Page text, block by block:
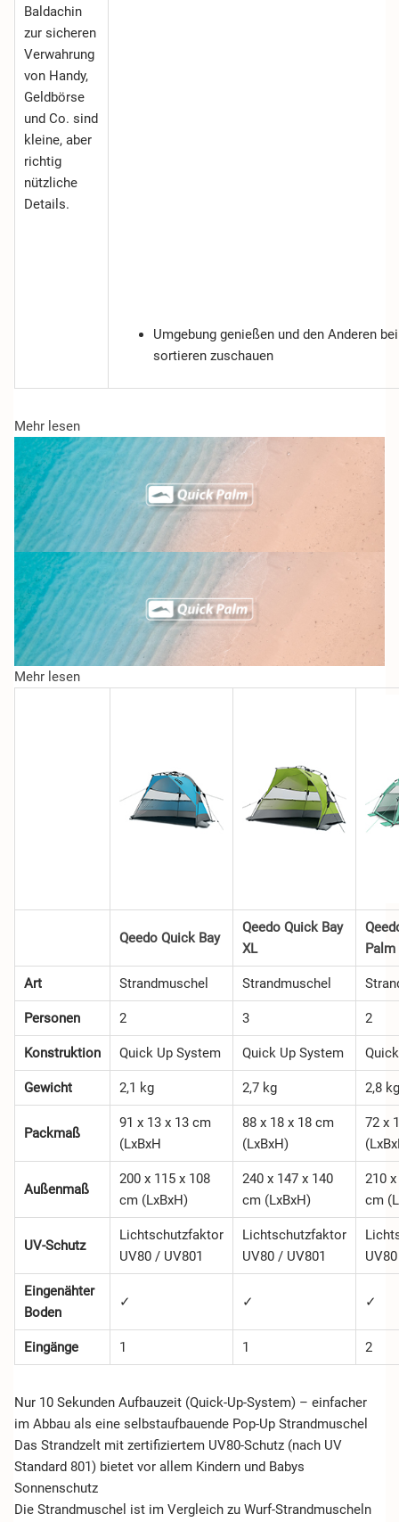
Baldachin
zur sicheren
Verwahrung
von Handy,
Geldbörse
und Co. sind
kleine, aber
richtig
nützliche
Details.
Umgebung genießen und den Anderen
sortieren zuschauen
Mehr lesen
Mehr lesen
Qeedo Quick Bay
Qeedo Quick Bay
XL
Palm
Art Strandmuschel Strandmuschel
Personen 2 3 2
Konstruktion Quick Up System Quick Up System
Gewicht 2,1 kg 2,7 kg 2,8 kg
Packmaß
91 x 13 x 13 cm
(LxBxH
88 x 18 x 18 cm
(LxBxH)
72 x
Außenmaß
200 x 115 x 108
cm (LxBxH)
240 x 147 x 140
cm (LxBxH)
210
cm
UV-Schutz
Lichtschutzfaktor
UV80 / UV801
Lichtschutzfaktor
UV80 / UV801
Eingenähter
Boden
✓ ✓ ✓
Eingänge 1 1 2
Nur 10 Sekunden Aufbauzeit (Quick-Up-System) – einfacher
im Abbau als eine selbstaufbauende Pop-Up Strandmuschel
Das Strandzelt mit zertifiziertem UV80-Schutz (nach UV
Standard 801) bietet vor allem Kindern und Babys
Sonnenschutz
Die Strandmuschel ist im Vergleich zu Wurf-Strandmuscheln